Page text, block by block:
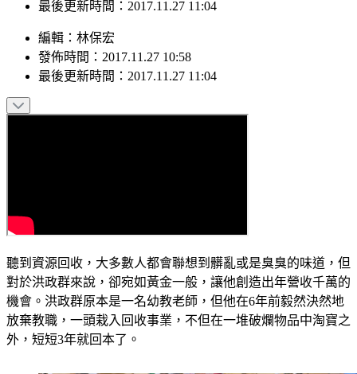
發佈時間：2017.11.27 10:58
編輯：林保宏
發佈時間：2017.11.27 10:58
聽到資源回收，大多數人都會聯想到髒亂或是臭臭的味道，但
對於洪政群來說，卻宛如黃金一般，讓他創造出年營收千萬的
機會。洪政群原本是一名幼教老師，但他在6年前毅然決然地
放棄教職，一頭栽入回收事業，不但在一堆破爛物品中淘寶之